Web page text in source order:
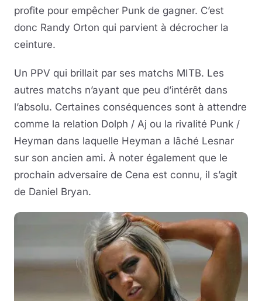
profite pour empêcher Punk de gagner. C’est
donc Randy Orton qui parvient à décrocher la
ceinture.
Un PPV qui brillait par ses matchs MITB. Les
autres matchs n’ayant que peu d’intérêt dans
l’absolu. Certaines conséquences sont à attendre
comme la relation Dolph / Aj ou la rivalité Punk /
Heyman dans laquelle Heyman a lâché Lesnar
sur son ancien ami. À noter également que le
prochain adversaire de Cena est connu, il s’agit
de Daniel Bryan.